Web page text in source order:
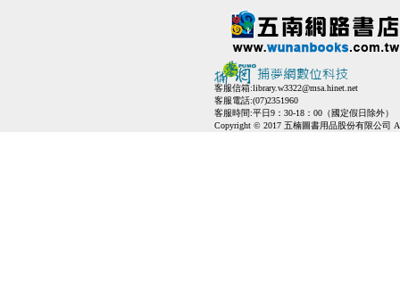
客服信箱:library.w3322@msa.hinet.net
客服電話:(07)2351960
客服時間:平日9：30-18：00（國定假日除外）
Copyright © 2017 五楠圖書用品股份有限公司